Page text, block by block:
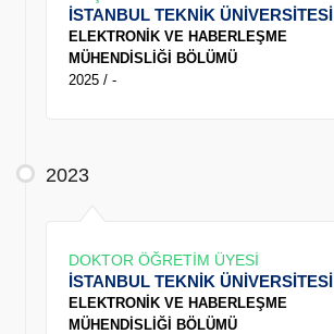
İSTANBUL TEKNİK ÜNİVERSİTESİ
ELEKTRONİK VE HABERLEŞME
MÜHENDİSLİĞİ BÖLÜMÜ
2025 / -
2023
DOKTOR ÖĞRETİM ÜYESİ
İSTANBUL TEKNİK ÜNİVERSİTESİ
ELEKTRONİK VE HABERLEŞME
MÜHENDİSLİĞİ BÖLÜMÜ